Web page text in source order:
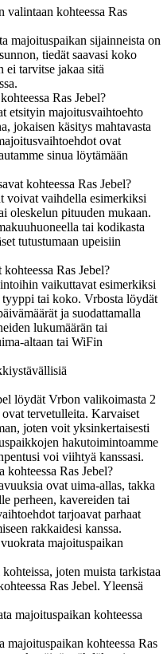
valintaan kohteessa Ras
majoituspaikan sijainneista on
tiedät saavasi koko
ei tarvitse jakaa sitä
Ras Jebel?
etsityin majoitusvaihtoehto
jokaisen käsitys mahtavasta
ovat
sinua löytämään
kohteessa Ras Jebel?
voivat vaihdella esimerkiksi
oleskelun pituuden mukaan.
tai kodikasta
tutustumaan upeisiin
Ras Jebel?
vaikuttavat esimerkiksi
tai koko. Vrbosta löydät
ja suodattamalla
lukumäärän tai
altaan tai WiFin
löydät Vrbon valikoimasta 2
tervetulleita. Karvaiset
joten voit yksinkertaisesti
hakutoimintoamme
voi viihtyä kanssasi.
Ras Jebel?
ovat uima-allas, takka
perheen, kavereiden tai
tarjoavat parhaat
rakkaidesi kanssa.
majoituspaikan
joten muista tarkistaa
Ras Jebel. Yleensä
majoituspaikan kohteessa
kohteessa Ras